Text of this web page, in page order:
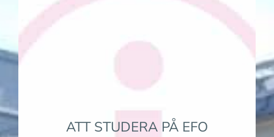
ATT STUDERA PÅ EFO
Allmän info om studierna